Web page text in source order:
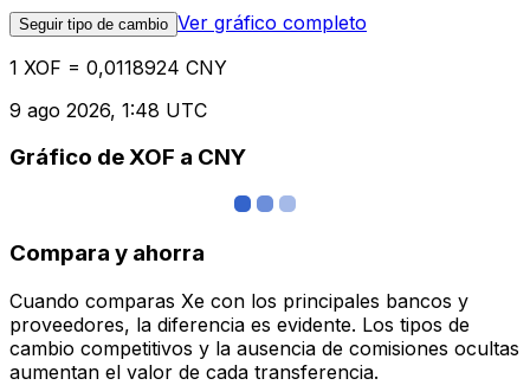
Seguir tipo de cambio Ver gráfico completo
1 XOF = 0,0118924 CNY
9 ago 2026, 1:48 UTC
Gráfico de XOF a CNY
Compara y ahorra
Cuando comparas Xe con los principales bancos y
proveedores, la diferencia es evidente. Los tipos de
cambio competitivos y la ausencia de comisiones ocultas
aumentan el valor de cada transferencia.